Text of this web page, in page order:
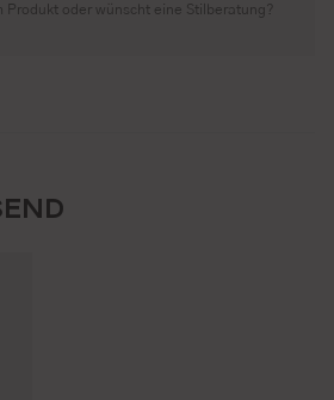
Produkt oder wünscht eine Stilberatung?